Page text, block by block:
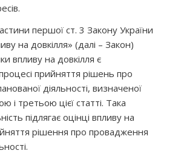
першої ст. 3 Закону України
на довкілля» (далі – Закон)
впливу на довкілля є
прийняття рішень про
діяльності, визначеної
і третьою цієї статті. Така
підлягає оцінці впливу на
рішення про провадження